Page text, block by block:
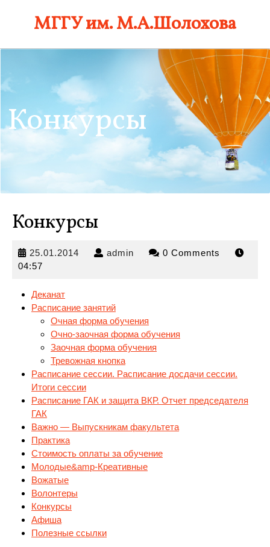
МГГУ им. М.А.Шолохова
Конкурсы
Конкурсы
25.01.2014 25.01.2014
admin admin 0 Comments
04:57
Деканат
Расписание занятий
Очная форма обучения
Очно-заочная форма обучения
Заочная форма обучения
Тревожная кнопка
Расписание сессии. Расписание досдачи сессии.
Итоги сессии
Расписание ГАК и защита ВКР. Отчет председателя
ГАК
Важно — Выпускникам факультета
Практика
Стоимость оплаты за обучение
Молодые&amp-Креативные
Вожатые
Волонтеры
Конкурсы
Афиша
Полезные ссылки